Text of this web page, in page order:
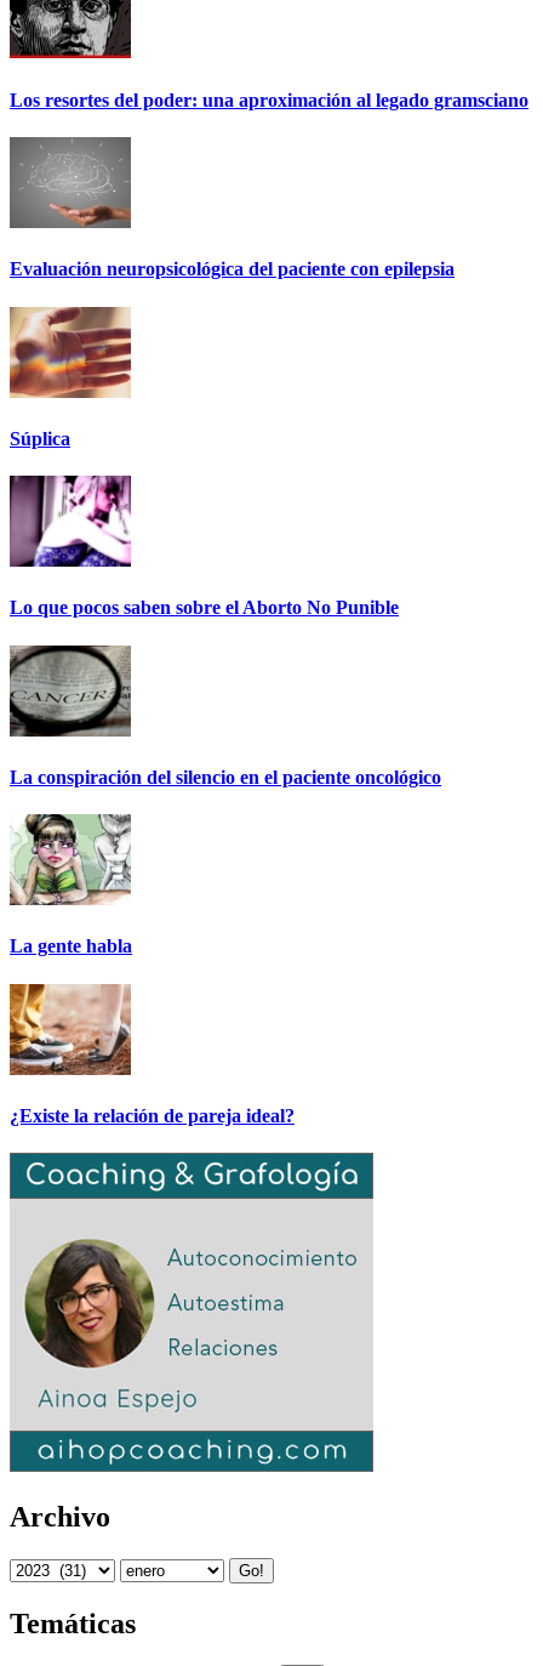
Los resortes del poder: una aproximación al legado gramsciano
Evaluación neuropsicológica del paciente con epilepsia
Súplica
Lo que pocos saben sobre el Aborto No Punible
La conspiración del silencio en el paciente oncológico
La gente habla
¿Existe la relación de pareja ideal?
Archivo
Go!
Temáticas